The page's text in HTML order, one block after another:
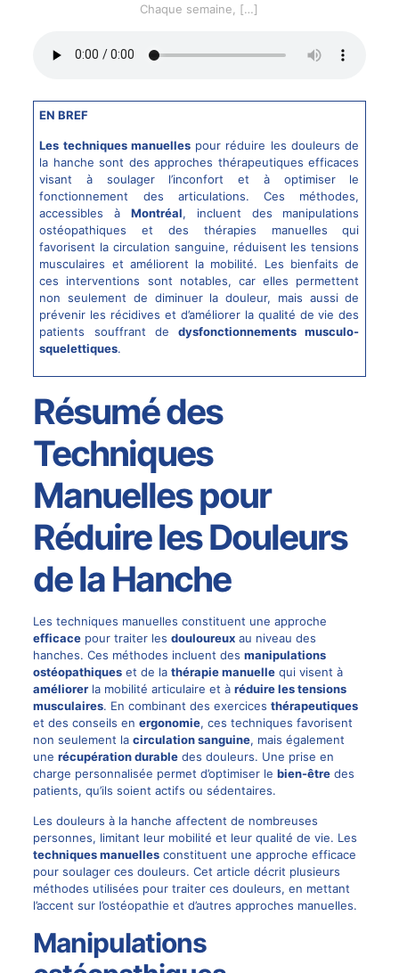
Chaque semaine,
[…]
EN BREF
Les techniques manuellespour réduire les douleurs de
la hanche sont des approches thérapeutiques efficaces
visant à soulager l’inconfort et à optimiser le
fonctionnement des articulations. Ces méthodes,
accessibles à Montréal, incluent des manipulations
ostéopathiques et des thérapies manuelles qui
favorisent la circulation sanguine, réduisent les tensions
musculaires et améliorent la mobilité. Les bienfaits de
ces interventions sont notables, car elles permettent
non seulement de diminuer la douleur, mais aussi de
prévenir les récidives et d’améliorer la qualité de vie des
patients souffrant dedysfonctionnements musculo-
squelettiques.
Résumé des
Techniques
Manuelles pour
Réduire les Douleurs
de la Hanche
Les techniques manuelles constituent une approche
efficacepour traiter les douloureuxau niveau des
hanches. Ces méthodes incluent des manipulations
ostéopathiqueset de la thérapie manuellequi visent à
améliorerla mobilité articulaire et à réduire les tensions
musculaires. En combinant des exercices thérapeutiques
et des conseils en ergonomie, ces techniques favorisent
non seulement la circulation sanguine, mais également
une récupération durabledes douleurs. Une prise en
charge personnalisée permet d’optimiser le bien-êtredes
patients, qu’ils soient actifs ou sédentaires.
Les douleurs à la hanche affectent de nombreuses
personnes, limitant leur mobilité et leur qualité de vie. Les
techniques manuellesconstituent une approche efficace
pour soulager ces douleurs. Cet article décrit plusieurs
méthodes utilisées pour traiter ces douleurs, en mettant
l’accent sur l’ostéopathie et d’autres approches manuelles.
Manipulations